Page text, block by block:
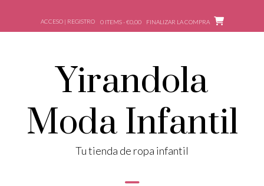
contenido
ACCESO | REGISTRO 0 ITEMS - €0,00 FINALIZAR LA COMPRA
Yirandola
Moda Infantil
Tu tienda de ropa infantil